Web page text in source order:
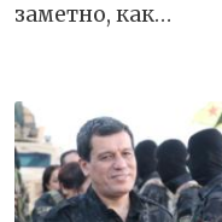
заметно, как…